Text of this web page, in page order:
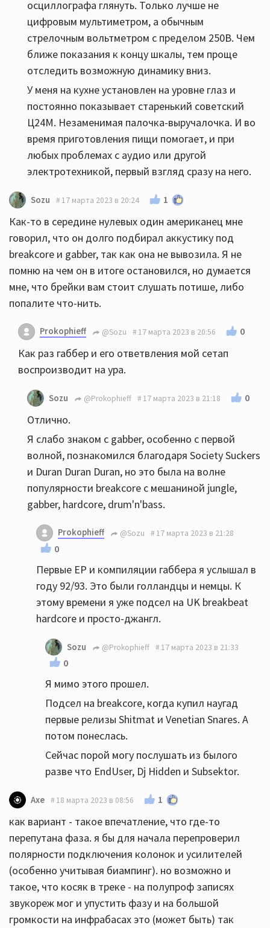
осциллографа глянуть. Только лучше не
цифровым мультиметром, а обычным
стрелочным вольтметром с пределом 250В. Чем
ближе показания к концу шкалы, тем проще
отследить возможную динамику вниз.
У меня на кухне установлен на уровне глаз и
постоянно показывает старенький советский
Ц24М. Незаменимая палочка-выручалочка. И во
время приготовления пищи помогает, и при
любых проблемах с аудио или другой
электротехникой, первый взгляд сразу на него.
Sozu 17 марта 2023 в 20:24 1
Как-то в середине нулевых один американец мне
говорил, что он долго подбирал аккустику под
breakcore и gabber, так как она не вывозила. Я не
помню на чем он в итоге остановился, но думается
мне, что брейки вам стоит слушать потише, либо
попалите что-нить.
Prokophieff @Sozu 17 марта 2023 в 20:56 0
Как раз габбер и его ответвления мой сетап
воспроизводит на ура.
Sozu @Prokophieff 17 марта 2023 в 21:18 0
Отлично.
Я слабо знаком с gabber, особенно с первой
волной, познакомился благодаря Society Suckers
и Duran Duran Duran, но это была на волне
популярности breakcore с мешаниной jungle,
gabber, hardcore, drum'n'bass.
Prokophieff @Sozu 17 марта 2023 в 21:28
0
Первые EP и компиляции габбера я услышал в
году 92/93. Это были голландцы и немцы. К
этому времени я уже подсел на UK breakbeat
hardcore и просто-джангл.
Sozu @Prokophieff 17 марта 2023 в 21:33
0
Я мимо этого прошел.
Подсел на breakcore, когда купил наугад
первые релизы Shitmat и Venetian Snares. А
потом понеслась.
Сейчас порой могу послушать из былого
разве что EndUser, Dj Hidden и Subsektor.
Axe 18 марта 2023 в 08:56 1
как вариант - такое впечатление, что где-то
перепутана фаза. я бы для начала перепроверил
полярности подключения колонок и усилителей
(особенно учитывая биампинг). но возможно и
такое, что косяк в треке - на полупроф записях
звукореж мог и упустить фазу и на большой
громкости на инфрабасах это (может быть) так